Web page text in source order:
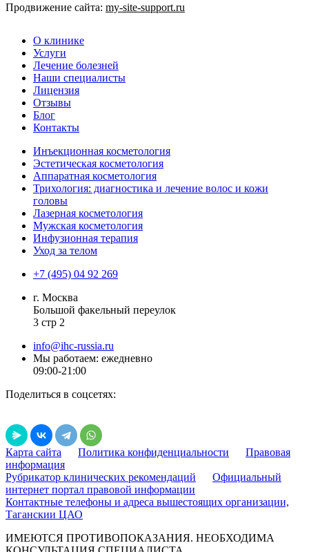
Продвижение сайта: my-site-support.ru
О клинике
Услуги
Лечение болезней
Наши специалисты
Лицензия
Отзывы
Блог
Контакты
Инъекционная косметология
Эстетическая косметология
Аппаратная косметология
Трихология: диагностика и лечение волос и кожи
головы
Лазерная косметология
Мужская косметология
Инфузионная терапия
Уход за телом
+7 (495) 04 92 269
г. Москва
Большой факельный переулок
3 стр 2
info@ihc-russia.ru
Мы работаем: ежедневно
09:00-21:00
Поделиться в соцсетях:
Карта сайта Политика конфиденциальности
Правовая
информация
Рубрикатор клинических рекомендаций
Официальный
интернет портал правовой информации
Контактные телефоны и адреса вышестоящих организации,
Таганскии ЦАО
ИМЕЮТСЯ ПРОТИВОПОКАЗАНИЯ. НЕОБХОДИМА